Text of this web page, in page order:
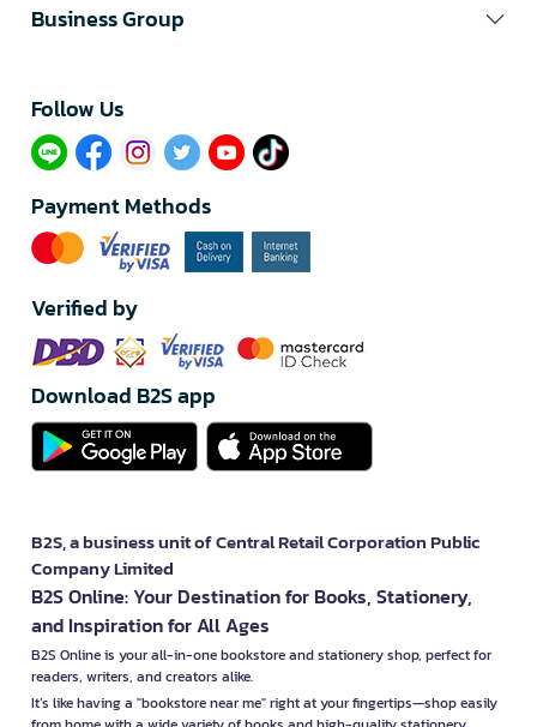
Business Group
Follow Us​
Payment Methods
Verified by
Download B2S app
B2S, a business unit of Central Retail Corporation Public
Company Limited
B2S Online: Your Destination for Books, Stationery,
and Inspiration for All Ages
B2S Online is your all-in-one bookstore and stationery shop, perfect for
readers, writers, and creators alike.
It’s like having a "bookstore near me" right at your fingertips—shop easily